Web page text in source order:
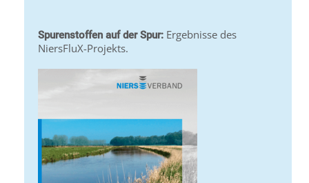
Spurenstoffen auf der Spur: Ergebnisse des
NiersFluX-Projekts.